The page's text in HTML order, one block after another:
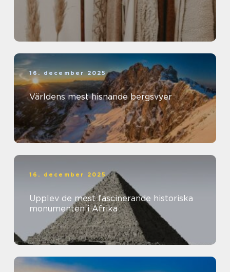
16. december 2025
Världens mest hisnande bergsvyer
16. december 2025
Upplev de mest fascinerande historiska
monumenten i Afrika